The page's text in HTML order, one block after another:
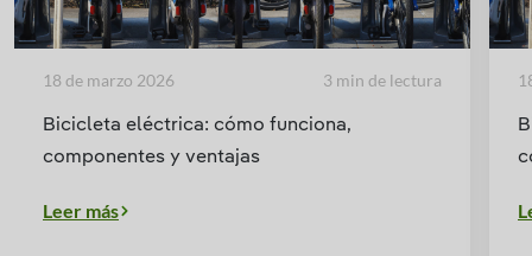
Bicicleta eléctrica: cómo funciona,
componentes y ventajas
18 de marzo 2026 3 min de lectura
Leer más